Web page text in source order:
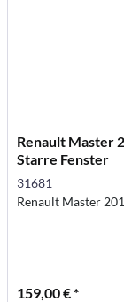
Renault Master
Starre Fenster
31681
Renault Master
159,00 € *